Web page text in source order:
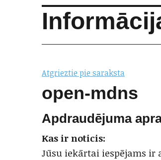
Atgrieztie pie saraksta
open-mdns
Apdraudējuma
Kas ir noticis:
Jūsu iekārtai iespējams ir